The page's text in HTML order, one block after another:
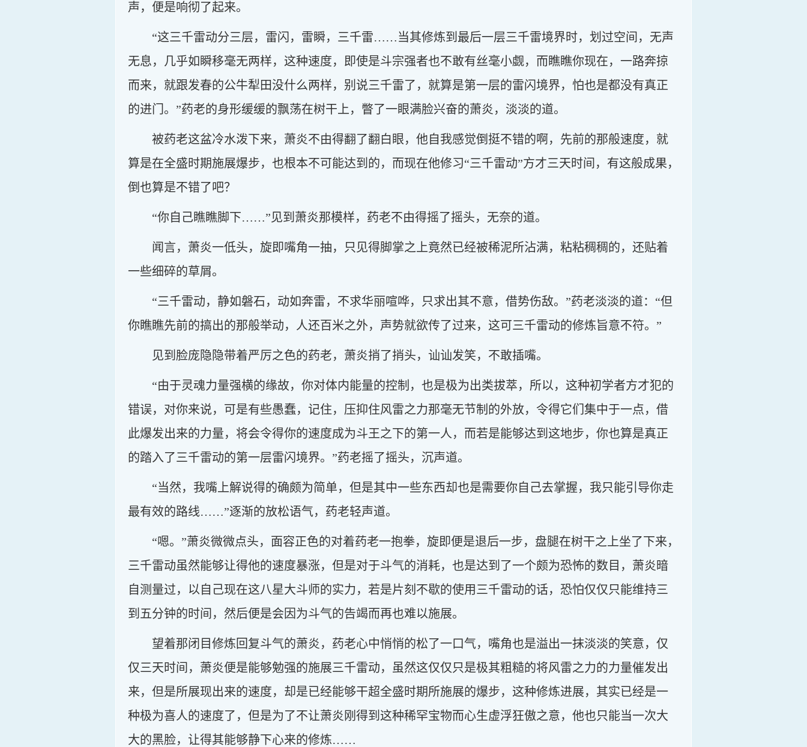
声，便是响彻了起来。
“这三千雷动分三层，雷闪，雷瞬，三千雷……当其修炼到最后一层三千雷境界时，划过空间，无声
无息，几乎如瞬移毫无两样，这种速度，即使是斗宗强者也不敢有丝毫小觑，而瞧瞧你现在，一路奔掠
而来，就跟发春的公牛犁田没什么两样，别说三千雷了，就算是第一层的雷闪境界，怕也是都没有真正
的进门。”药老的身形缓缓的飘荡在树干上，瞥了一眼满脸兴奋的萧炎，淡淡的道。
被药老这盆冷水泼下来，萧炎不由得翻了翻白眼，他自我感觉倒挺不错的啊，先前的那般速度，就
算是在全盛时期施展爆步，也根本不可能达到的，而现在他修习“三千雷动”方才三天时间，有这般成果，
倒也算是不错了吧？
“你自己瞧瞧脚下……”见到萧炎那模样，药老不由得摇了摇头，无奈的道。
闻言，萧炎一低头，旋即嘴角一抽，只见得脚掌之上竟然已经被稀泥所沾满，粘粘稠稠的，还贴着
一些细碎的草屑。
“三千雷动，静如磐石，动如奔雷，不求华丽喧哗，只求出其不意，借势伤敌。”药老淡淡的道：“但
你瞧瞧先前的搞出的那般举动，人还百米之外，声势就欲传了过来，这可三千雷动的修炼旨意不符。”
见到脸庞隐隐带着严厉之色的药老，萧炎捎了捎头，讪讪发笑，不敢插嘴。
“由于灵魂力量强横的缘故，你对体内能量的控制，也是极为出类拔萃，所以，这种初学者方才犯的
错误，对你来说，可是有些愚蠢，记住，压抑住风雷之力那毫无节制的外放，令得它们集中于一点，借
此爆发出来的力量，将会令得你的速度成为斗王之下的第一人，而若是能够达到这地步，你也算是真正
的踏入了三千雷动的第一层雷闪境界。”药老摇了摇头，沉声道。
“当然，我嘴上解说得的确颇为简单，但是其中一些东西却也是需要你自己去掌握，我只能引导你走
最有效的路线……”逐渐的放松语气，药老轻声道。
“嗯。”萧炎微微点头，面容正色的对着药老一抱拳，旋即便是退后一步，盘腿在树干之上坐了下来，
三千雷动虽然能够让得他的速度暴涨，但是对于斗气的消耗，也是达到了一个颇为恐怖的数目，萧炎暗
自测量过，以自己现在这八星大斗师的实力，若是片刻不歇的使用三千雷动的话，恐怕仅仅只能维持三
到五分钟的时间，然后便是会因为斗气的告竭而再也难以施展。
望着那闭目修炼回复斗气的萧炎，药老心中悄悄的松了一口气，嘴角也是溢出一抹淡淡的笑意，仅
仅三天时间，萧炎便是能够勉强的施展三千雷动，虽然这仅仅只是极其粗糙的将风雷之力的力量催发出
来，但是所展现出来的速度，却是已经能够干超全盛时期所施展的爆步，这种修炼进展，其实已经是一
种极为喜人的速度了，但是为了不让萧炎刚得到这种稀罕宝物而心生虚浮狂傲之意，他也只能当一次大
大的黑脸，让得其能够静下心来的修炼……